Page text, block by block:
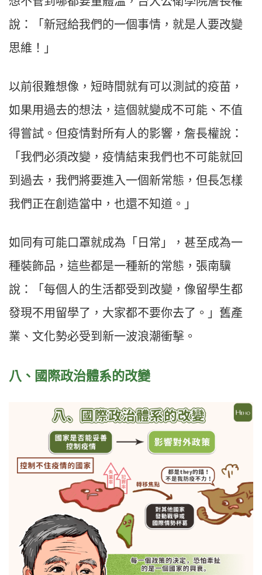
說：「新冠給我們的一個事情，就是人要改變
思維！」
以前很難想像，短時間就有可以測試的疫苗，
如果用過去的想法，這個就變成不可能、不值
得嘗試。但疫情對所有人的影響，詹長權說：
「我們必須改變，疫情結束我們也不可能就回
到過去，我們將要進入一個新常態，但長怎樣
我們正在創造當中，也還不知道。」
如同有可能口罩就成為「日常」，甚至成為一
種裝飾品，這些都是一種新的常態，張南驥
說：「每個人的生活都受到改變，像留學生都
發現不用留學了，大家都不要你去了。」舊產
業、文化勢必受到新一波浪潮衝擊。
八、國際政治體系的改變